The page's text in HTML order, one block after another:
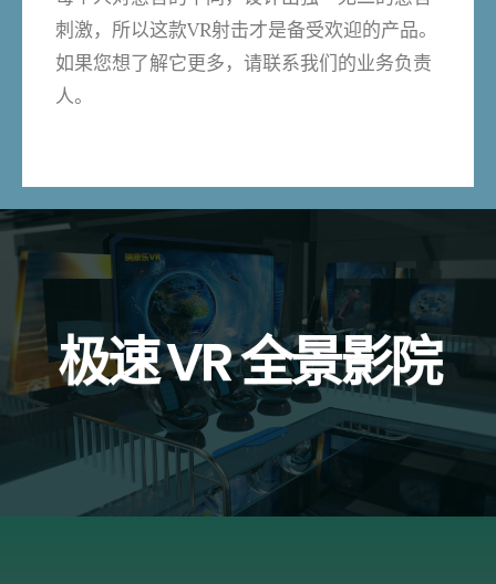
刺激，所以这款VR射击才是备受欢迎的产品。
如果您想了解它更多，请联系我们的业务负责
人。
极速 VR 全景影院